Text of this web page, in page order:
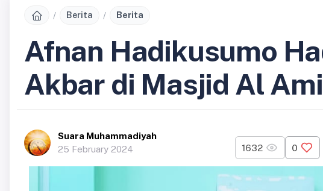
Berita Berita
Afnan Hadikusumo
Akbar di Masjid Al
Suara Muhammadiyah
25 February 2024
1632 0